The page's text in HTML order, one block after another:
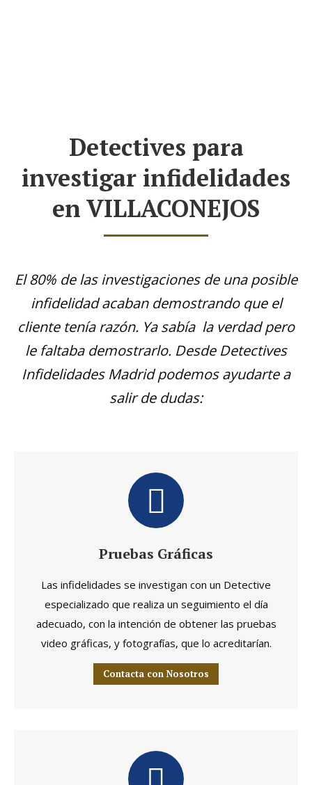
Detectives para
investigar infidelidades
en VILLACONEJOS
El 80% de las investigaciones de una posible
infidelidad acaban demostrando que el
cliente tenía razón. Ya sabía la verdad pero
le faltaba demostrarlo. Desde Detectives
Infidelidades Madrid podemos ayudarte a
salir de dudas:
Pruebas Gráficas
Las infidelidades se investigan con un Detective
especializado que realiza un seguimiento el día
adecuado, con la intención de obtener las pruebas
video gráficas, y fotografías, que lo acreditarían.
Contacta con Nosotros